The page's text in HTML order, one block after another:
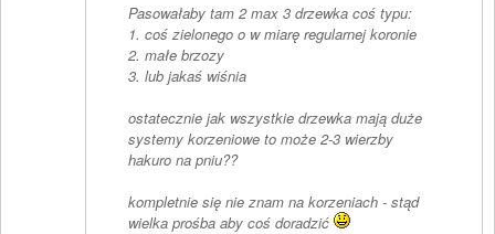
Pasowałaby tam 2 max 3 drzewka coś typu:
1. coś zielonego o w miarę regularnej koronie
2. małe brzozy
3. lub jakaś wiśnia
ostatecznie jak wszystkie drzewka mają duże
systemy korzeniowe to może 2-3 wierzby
hakuro na pniu??
kompletnie się nie znam na korzeniach - stąd
wielka prośba aby coś doradzić